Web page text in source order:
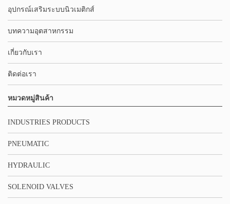
อุปกรณ์เสริมระบบนิวเมติกส์
บทความอุตสาหกรรม
เกี่ยวกับเรา
ติดต่อเรา
หมวดหมู่สินค้า
INDUSTRIES PRODUCTS
PNEUMATIC
HYDRAULIC
SOLENOID VALVES